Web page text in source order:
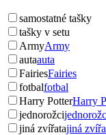
samostatné tašky
tašky v setu
ArmyArmy
autaauta
FairiesFairies
fotbalfotbal
Harry PotterHarry
jednorožci
jiná zvířatajiná